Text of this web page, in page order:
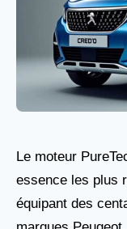
Le moteur
essence les plus
équipant des